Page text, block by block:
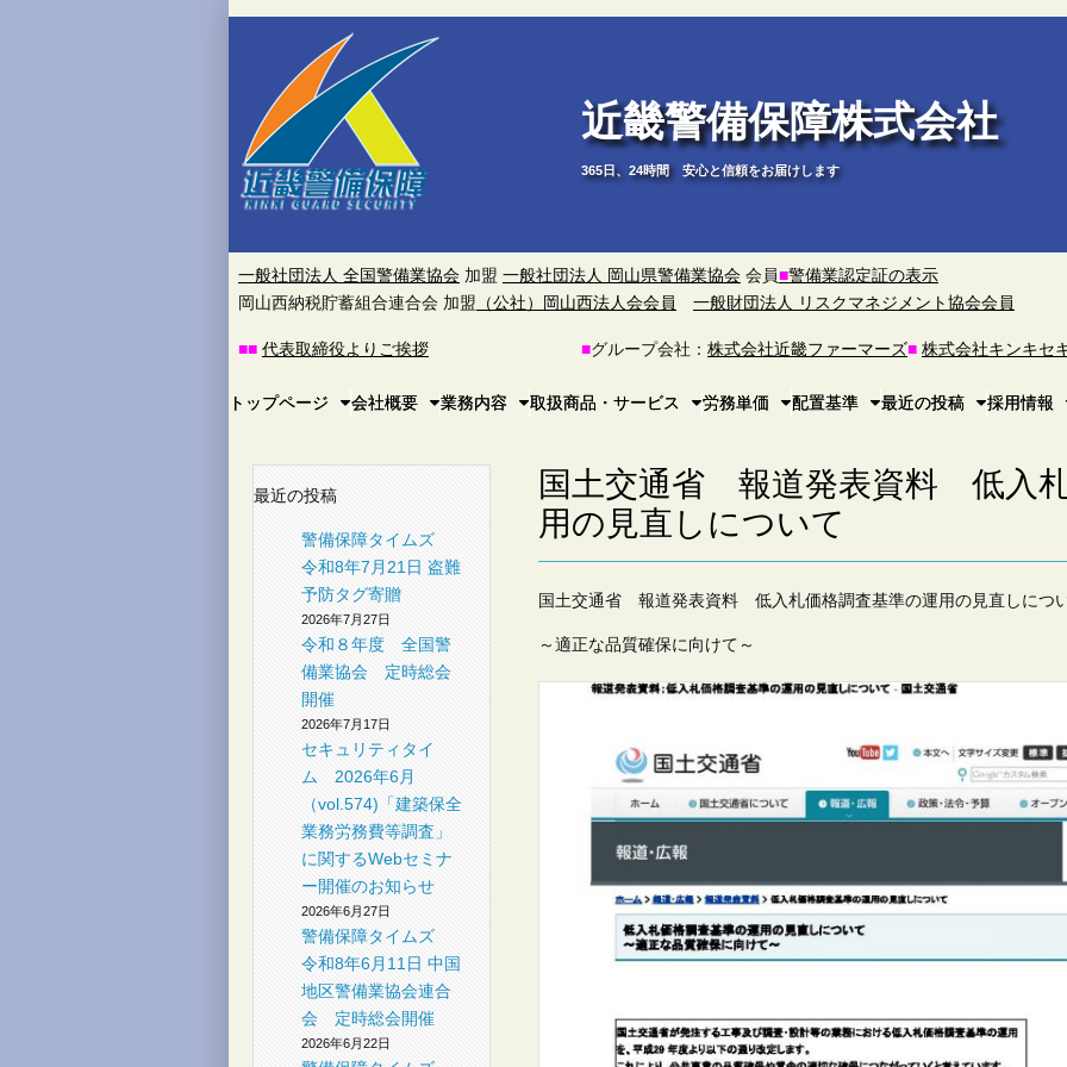
近
畿
警
備
保
障
株
式
会
社
近畿警備保障株式会社
365日、24時間 安心と信頼をお届けします
一般社団法人 全国警備業協会 加盟 一般社団法人 岡山県警備業協会 会員■警備業認定証の表示
岡山西納税貯蓄組合連合会 加盟 （公社）岡山西法人会会員 一般財団法人 リスクマネジメント協会会員
■■ 代表取締役よりご挨拶 ■グループ会社： 株式会社近畿ファーマーズ■ 株式会社キンキセ
Main
Skip
トップページ 会社概要 業務内容 取扱商品・サービス 労務単価 配置基準 最近の投稿 採用情報
国土交通省 報道発表資料 低入
用の見直しについて
国土交通省 報道発表資料 低入札価格調査基準の運用の見直しにつ
～適正な品質確保に向けて～
最近の投稿
警備保障タイムズ
令和8年7月21日 盗難
予防タグ寄贈
2026年7月27日
令和８年度 全国警
備業協会 定時総会
開催
2026年7月17日
セキュリティタイ
ム 2026年6月
（vol.574)「建築保全
業務労務費等調査」
に関するWebセミナ
ー開催のお知らせ
2026年6月27日
警備保障タイムズ
令和8年6月11日 中国
地区警備業協会連合
会 定時総会開催
2026年6月22日